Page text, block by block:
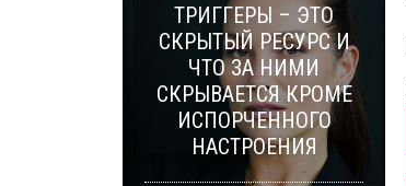
ТРИГГЕРЫ – ЭТО
СКРЫТЫЙ РЕСУРС И
ЧТО ЗА НИМИ
СКРЫВАЕТСЯ КРОМЕ
ИСПОРЧЕННОГО
НАСТРОЕНИЯ